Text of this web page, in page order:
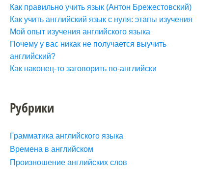
Как правильно учить язык (Антон Брежестовский)
Как учить английский язык с нуля: этапы изучения
Мой опыт изучения английского языка
Почему у вас никак не получается выучить
английский?
Как наконец-то заговорить по-английски
Рубрики
Грамматика английского языка
Времена в английском
Произношение английских слов